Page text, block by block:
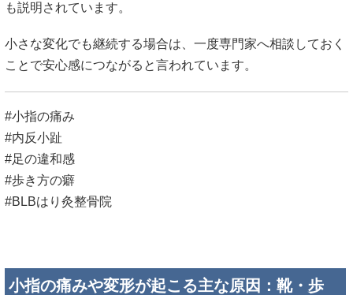
も説明されています。
小さな変化でも継続する場合は、一度専門家へ相談しておく
ことで安心感につながると言われています。
#小指の痛み
#内反小趾
#足の違和感
#歩き方の癖
#BLBはり灸整骨院
小指の痛みや変形が起こる主な原因：靴・歩